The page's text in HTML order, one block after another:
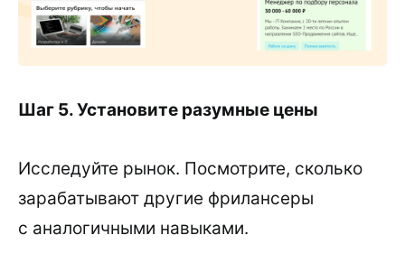
Шаг 5. Установите разумные цены
Исследуйте рынок. Посмотрите, сколько
зарабатывают другие фрилансеры
с аналогичными навыками.